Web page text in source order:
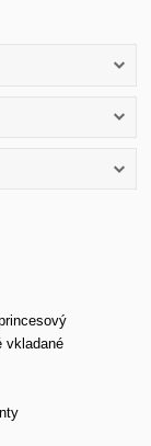
vkladané